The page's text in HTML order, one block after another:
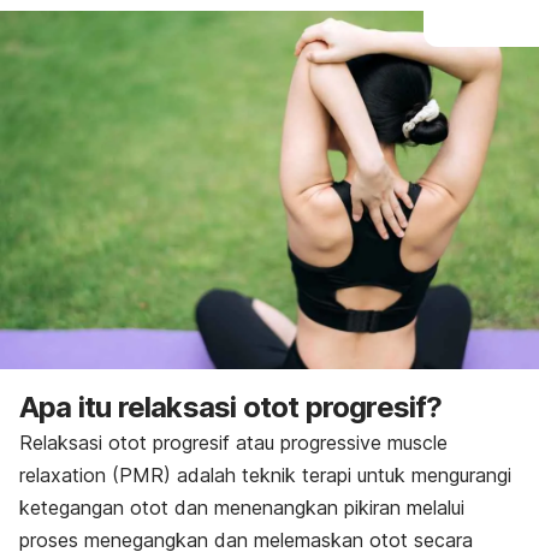
Apa itu relaksasi otot progresif?
Relaksasi otot progresif atau progressive muscle
relaxation (PMR) adalah teknik terapi untuk mengurangi
ketegangan otot dan menenangkan pikiran melalui
proses menegangkan dan melemaskan otot secara